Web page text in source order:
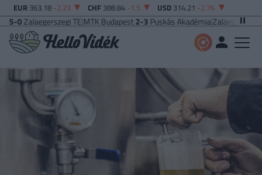
EUR 363.18 -2.23 CHF 388.84 -1.5 USD 314.21 -2.76
TE|MTK Budapest2-3Puskás Akadémia|Zalaegerszegi TE 5-2